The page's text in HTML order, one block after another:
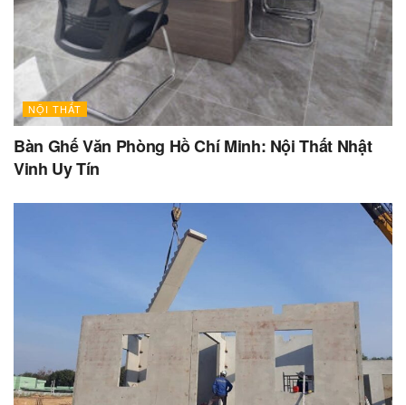
NỘI THẤT
Bàn Ghế Văn Phòng Hồ Chí Minh: Nội Thất Nhật
Vinh Uy Tín